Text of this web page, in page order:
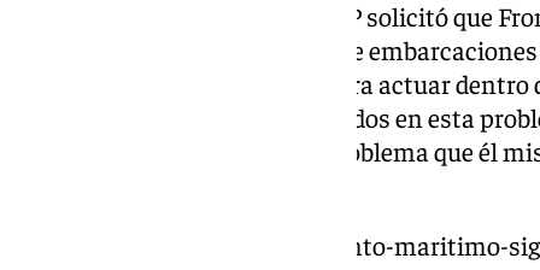
Además, el representante del PP solicitó que
Hierro para «evitar» la llegada de
responsabilidad al Gobierno para actuar
todos los ministerios involucrados en esta
que no se desentienda de un problema que él
https://www.101tv.es/salvamento-maritimo-